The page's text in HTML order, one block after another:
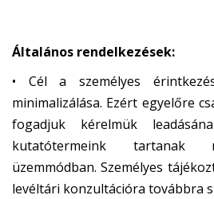
Általános rendelkezések:
• Cél a személyes
minimalizálása. Ezért egyelőre
fogadjuk kérelmük
kutatótermeink tartanak
üzemmódban. Személyes
levéltári konzultációra továbbra